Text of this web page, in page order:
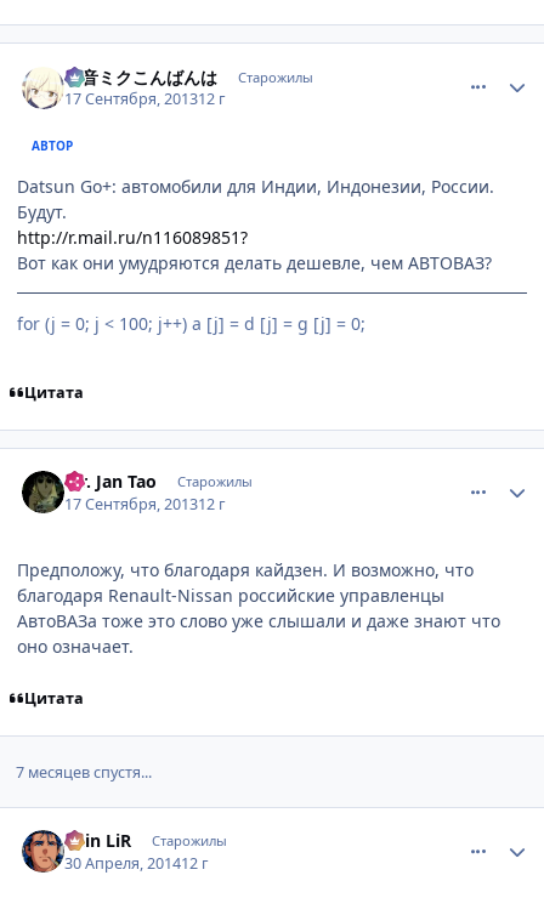
初音ミクこんばんは Старожилы
17 Сентября, 201312 г
АВТОР
Datsun Go+: автомобили для Индии, Индонезии, России.
Будут.
http://r.mail.ru/n116089851?
Вот как они умудряются делать дешевле, чем АВТОВАЗ?
for (j = 0; j < 100; j++) a [j] = d [j] = g [j] = 0;
Цитата
Mr. Jan Tao Старожилы
17 Сентября, 201312 г
Предположу, что благодаря кайдзен. И возможно, что
благодаря Renault-Nissan российские управленцы
АвтоВАЗа тоже это слово уже слышали и даже знают что
оно означает.
Цитата
7 месяцев спустя...
Shin LiR Старожилы
30 Апреля, 201412 г